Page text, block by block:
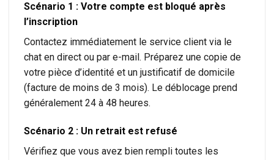
Scénario 1 : Votre compte est bloqué après
l’inscription
Contactez immédiatement le service client via le
chat en direct ou par e-mail. Préparez une copie de
votre pièce d’identité et un justificatif de domicile
(facture de moins de 3 mois). Le déblocage prend
généralement 24 à 48 heures.
Scénario 2 : Un retrait est refusé
Vérifiez que vous avez bien rempli toutes les